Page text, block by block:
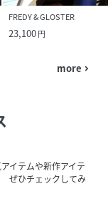
FREDY & GLOSTER
23,100円
more navigate_next
イテムや新作アイテ
ぜひチェックしてみ